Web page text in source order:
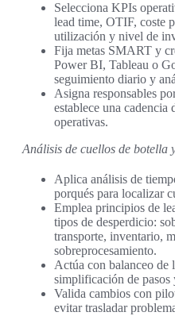
Selecciona KPIs
lead time, OTIF, coste
utilización y nivel de
Fija metas SMART y
Power BI, Tableau o
seguimiento diario y
Asigna responsables
establece una cadencia
operativas.
Análisis de cuellos de botella
Aplica análisis de
porqués para localizar
Emplea principios de
tipos de desperdicio:
transporte, inventario,
sobreprocesamiento.
Actúa con balanceo de
simplificación de
Valida cambios con
evitar trasladar